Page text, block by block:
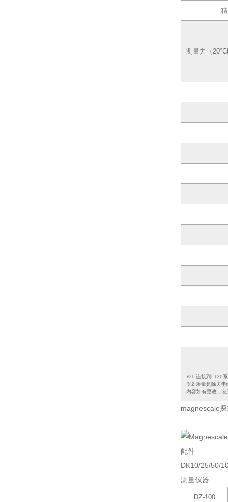
※1 连接到LT30系
※2 质量是除去电
内容如有更改，
测量力（
magnescale
配件
DK10/25/50/
测量仪器
DZ-100